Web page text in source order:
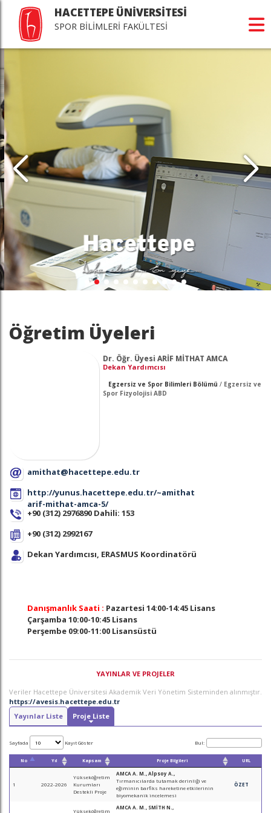
HACETTEPE ÜNİVERSİTESİ
SPOR BİLİMLERİ FAKÜLTESİ
Öğretim Üyeleri
Dr. Öğr. Üyesi ARİF MİTHAT AMCA
Dekan Yardımcısı
Egzersiz ve Spor Bilimleri Bölümü / Egzersiz ve
Spor Fizyolojisi ABD
amithat@hacettepe.edu.tr
http://yunus.hacettepe.edu.tr/~amithat
arif-mithat-amca-5/
+90 (312) 2976890 Dahili: 153
+90 (312) 2992167
Dekan Yardımcısı, ERASMUS Koordinatörü
Danışmanlık Saati : Pazartesi 14:00-14:45 Lisans
Çarşamba 10:00-10:45 Lisans
Perşembe 09:00-11:00 Lisansüstü
YAYINLAR VE PROJELER
Veriler Hacettepe Üniversitesi Akademik Veri Yönetim Sisteminden alınmıştır.
https://avesis.hacettepe.edu.tr
Yayınlar Liste
Proje Liste
Sayfada Kayıt Göster Bul:
No Yıl Kapsam Proje Bilgileri URL
1 2022-2026
Yükseköğretim
Kurumları
Destekli Proje
AMCA A. M., Alpsoy A.,
Tırmanıcılarda tutamak derinliği ve
eğiminin barfiks hareketine etkilerinin
biyomekanik incelemesi
ÖZET
Yükseköğretim
AMCA A. M., SMİTH N.,